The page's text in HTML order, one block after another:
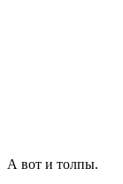
А вот и толпы.